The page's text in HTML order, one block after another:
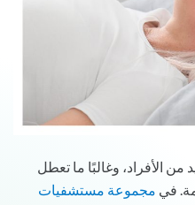
الأفراد، وغالبًا ما تعطل
في مجموعة مستشفيات